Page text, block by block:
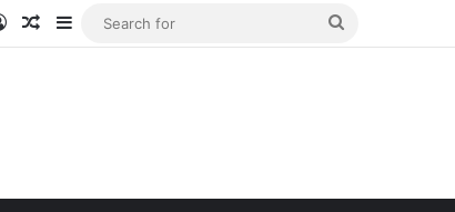
Log InRandom Article
Sidebar